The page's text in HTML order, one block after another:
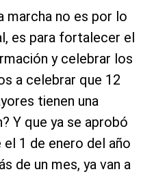
marcha no es por lo
es para fortalecer el
y celebrar los
a celebrar que 12
tienen una
Y que ya se aprobó
1 de enero del año
de un mes, ya van a